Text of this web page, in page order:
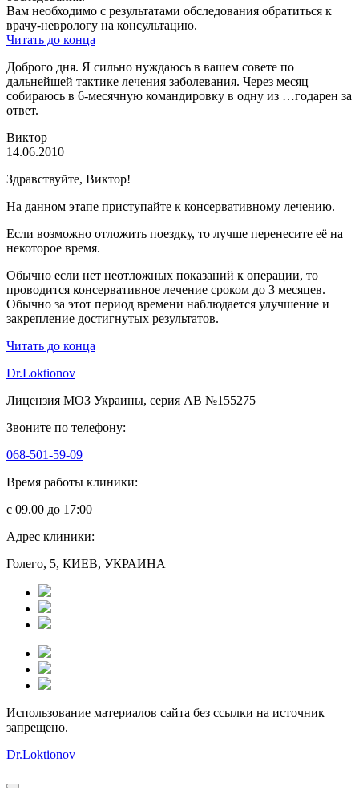
Вам необходимо с результатами обследования обратиться к
врачу-неврологу на консультацию.
Читать до конца
Доброго дня. Я сильно нуждаюсь в вашем совете по
дальнейшей тактике лечения заболевания. Через месяц
собираюсь в 6-месячную командировку в одну из …годарен за
ответ.
Виктор
14.06.2010
Здравствуйте, Виктор!
На данном этапе приступайте к консервативному лечению.
Если возможно отложить поездку, то лучше перенесите её на
некоторое время.
Обычно если нет неотложных показаний к операции, то
проводится консервативное лечение сроком до 3 месяцев.
Обычно за этот период времени наблюдается улучшение и
закрепление достигнутых результатов.
Читать до конца
Dr.Loktionov
Лицензия МОЗ Украины, серия АВ №155275
Звоните по телефону:
068-501-59-09
Время работы клиники:
с 09.00 до 17:00
Адрес клиники:
Голего, 5, КИЕВ, УКРАИНА
Использование материалов сайта без ссылки на источник
запрещено.
Dr.Loktionov